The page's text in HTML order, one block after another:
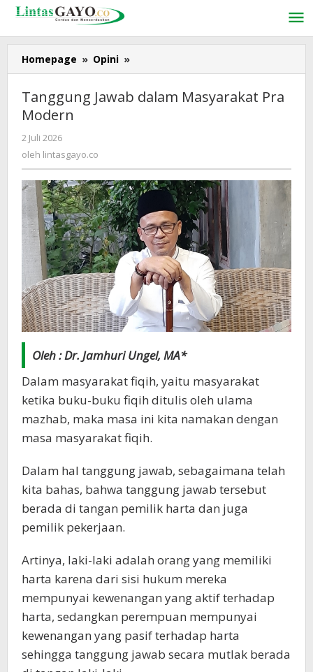
Lewati
konten
Homepage » Opini »
Jawab
dalam
Masyarakat
Tanggung Jawab dalam Masyarakat Pra
Modern
2 Juli 2026
lintasgayo.co
oleh lintasgayo.co
Oleh : Dr. Jamhuri Ungel, MA*
Dalam masyarakat fiqih, yaitu masyarakat
ketika buku-buku fiqih ditulis oleh ulama
mazhab, maka masa ini kita namakan dengan
masa masyarakat fiqih.
Dalam hal tanggung jawab, sebagaimana telah
kita bahas, bahwa tanggung jawab tersebut
berada di tangan pemilik harta dan juga
pemilik pekerjaan.
Artinya, laki-laki adalah orang yang memiliki
harta karena dari sisi hukum mereka
mempunyai kewenangan yang aktif terhadap
harta, sedangkan perempuan mempunyai
kewenangan yang pasif terhadap harta
sehingga tanggung jawab secara mutlak berada